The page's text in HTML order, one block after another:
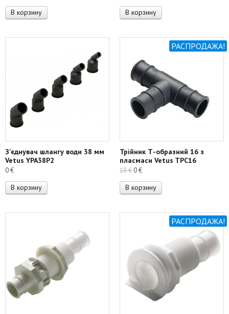
В корзину В корзину
З’єднувач шлангу води 38 мм
Vetus YPA38P2
0€
В корзину
РАСПРОДАЖА!
Трійник Т-образний 16 з
пласмаси Vetus TPC16
18€ Первоначальная
цена
составляла
0€Текущая
цена:
0 €.
В корзину
РАСПРОДАЖА!